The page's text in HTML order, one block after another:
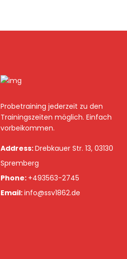
Probetraining jederzeit zu den
Trainingszeiten möglich. Einfach
vorbeikommen.
Address:Drebkauer Str. 13, 03130
Spremberg
Phone: +493563-2745
Email:info@ssv1862.de